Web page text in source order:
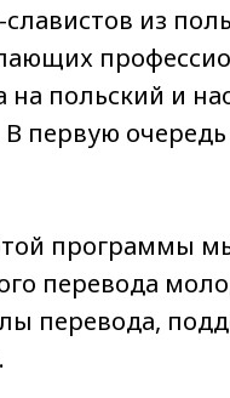
из
на польский и
первую
программы
перевода
перевода,